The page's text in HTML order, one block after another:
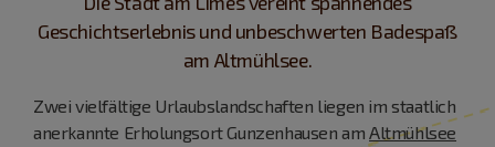
Geschichtserlebnis und unbeschwerten Badespaß
am Altmühlsee.
Zwei vielfältige Urlaubslandschaften liegen im staatlich
anerkannte Erholungsort Gunzenhausen amAltmühlsee